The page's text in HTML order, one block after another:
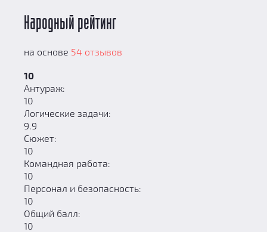
Народный рейтинг
на основе 54 отзывов
10
Антураж:
10
Логические задачи:
9.9
Сюжет:
10
Командная работа:
10
Персонал и безопасность:
10
Общий балл:
10